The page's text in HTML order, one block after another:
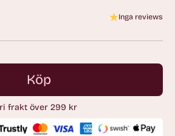
Inga reviews
Köp
frakt över 299 kr